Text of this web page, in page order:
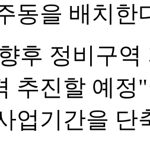
동을 배치한
후 정비구
추진할 예
업기간을